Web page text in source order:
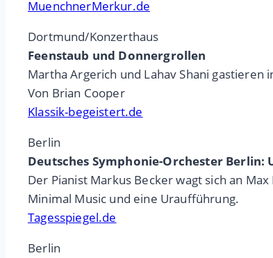
MuenchnerMerkur.de
Dortmund/Konzerthaus
Feenstaub und Donnergrollen
Martha Argerich und Lahav Shani
Von Brian Cooper
Klassik-begeistert.de
Berlin
Deutsches Symphonie-Orchester
Der Pianist Markus Becker wagt sich an
Minimal Music und eine Uraufführung.
Tagesspiegel.de
Berlin